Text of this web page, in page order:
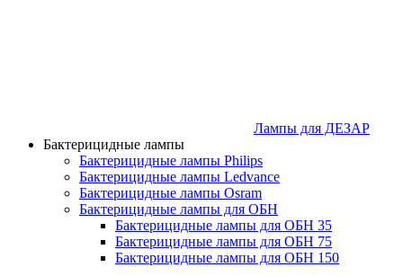
Лампы для ДЕЗАР
Бактерицидные лампы
Бактерицидные лампы Philips
Бактерицидные лампы Ledvance
Бактерицидные лампы Osram
Бактерицидные лампы для ОБН
Бактерицидные лампы для ОБН 35
Бактерицидные лампы для ОБН 75
Бактерицидные лампы для ОБН 150